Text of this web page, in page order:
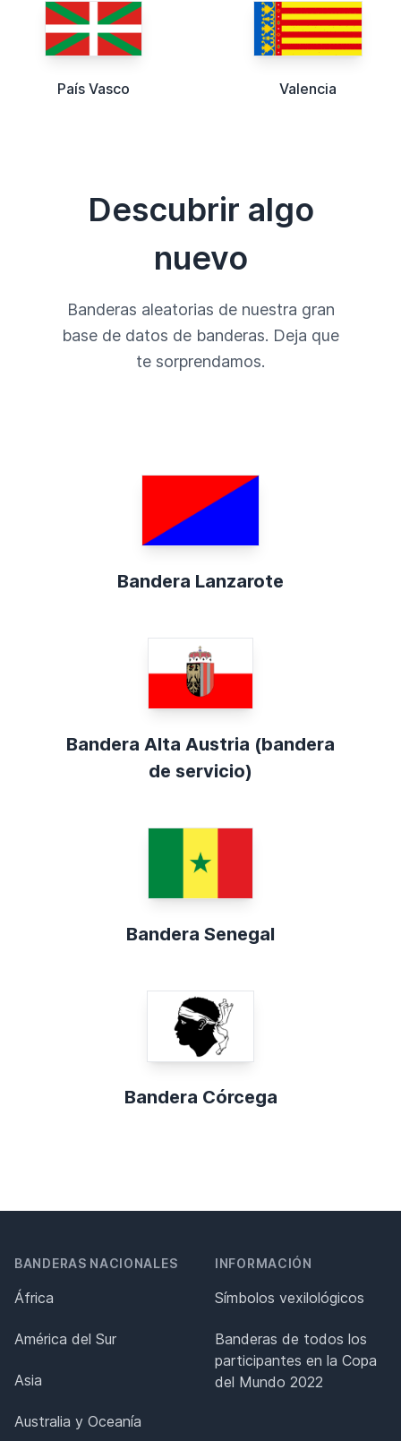
País Vasco Valencia
Descubrir algo
nuevo
Banderas aleatorias de nuestra gran
base de datos de banderas. Deja que
te sorprendamos.
Bandera Lanzarote
Bandera Alta Austria (bandera
de servicio)
Bandera Senegal
Bandera Córcega
BANDERAS NACIONALES
África
América del Sur
Asia
Australia y Oceanía
INFORMACIÓN
Símbolos vexilológicos
Banderas de todos los
participantes en la Copa
del Mundo 2022